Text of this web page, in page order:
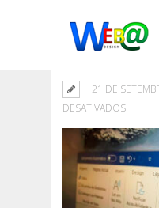
21 DE
DESATIVADOSEM